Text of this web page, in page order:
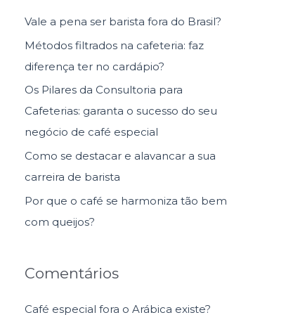
s
a
r
p
o
r
:
Vale a pena ser barista fora do Brasil?
Métodos filtrados na cafeteria: faz
diferença ter no cardápio?
Os Pilares da Consultoria para
Cafeterias: garanta o sucesso do seu
negócio de café especial
Como se destacar e alavancar a sua
carreira de barista
Por que o café se harmoniza tão bem
com queijos?
Comentários
Café especial fora o Arábica existe?